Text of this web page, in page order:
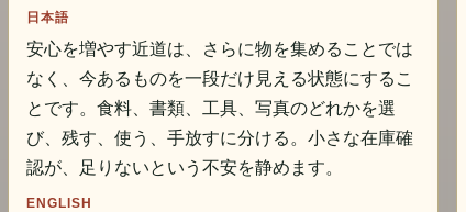
日本語
安心を増やす近道は、さらに物を集めることでは
なく、今あるものを一段だけ見える状態にするこ
とです。食料、書類、工具、写真のどれかを選
び、残す、使う、手放すに分ける。小さな在庫確
認が、足りないという不安を静めます。
ENGLISH